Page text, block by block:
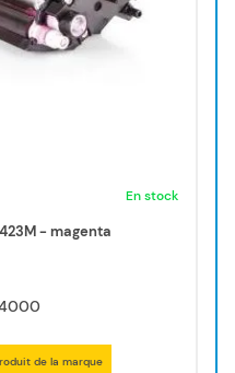
En stock
- magenta
de la marque